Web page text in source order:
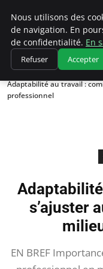
Chasseur De
Accueil
Guides et
Adaptabilité au travail :
professionnel
s’ajuster
EN BREF
Nous utilisons des
de navigation. En
de confidentialité. En
Refuser Accepter